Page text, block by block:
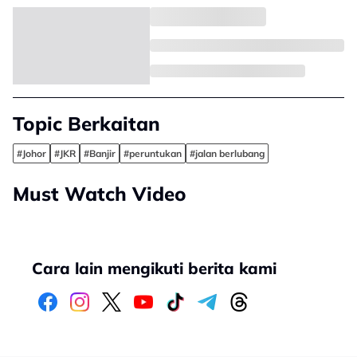
Topic Berkaitan
#Johor #JKR #Banjir #peruntukan #jalan berlubang
Must Watch Video
Cara lain mengikuti berita kami